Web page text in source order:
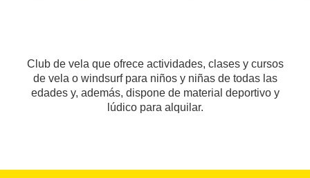
Club de vela que ofrece actividades, clases y cursos
de vela o windsurf para niños y niñas de todas las
edades y, además, dispone de material deportivo y
lúdico para alquilar.